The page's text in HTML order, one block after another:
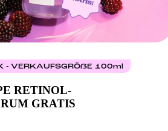
- VERKAUFSGRÖßE 100ml
RETINOL-
GRATIS